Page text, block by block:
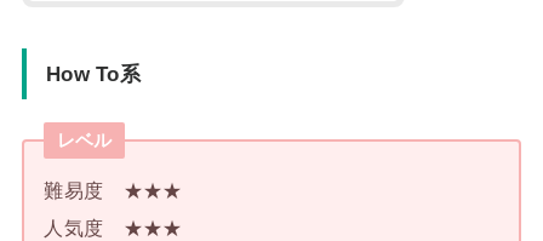
How To系
レベル
難易度 ★★★
人気度 ★★★